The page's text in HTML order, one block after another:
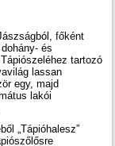
főként
és
tartozó
lassan
egy, majd
lakói
„Tápióhalesz”